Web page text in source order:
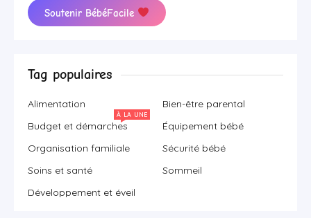
Soutenir BébéFacile
Tag populaires
Alimentation
Bien-être parental
Budget et démarches
À LA UNE
Équipement bébé
Organisation familiale
Sécurité bébé
Soins et santé
Sommeil
Développement et éveil